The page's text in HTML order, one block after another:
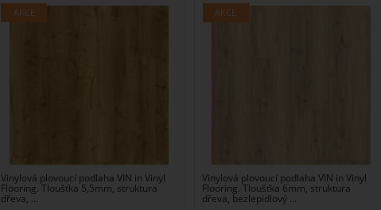
Vinylová plovoucí podlaha VIN in Vinyl
Flooring. Tloušťka 5,5mm, struktura
dřeva, ...
Vinylová plovoucí podlaha VIN in Vinyl
Flooring. Tloušťka 6mm, struktura
dřeva, bezlepidlový ...